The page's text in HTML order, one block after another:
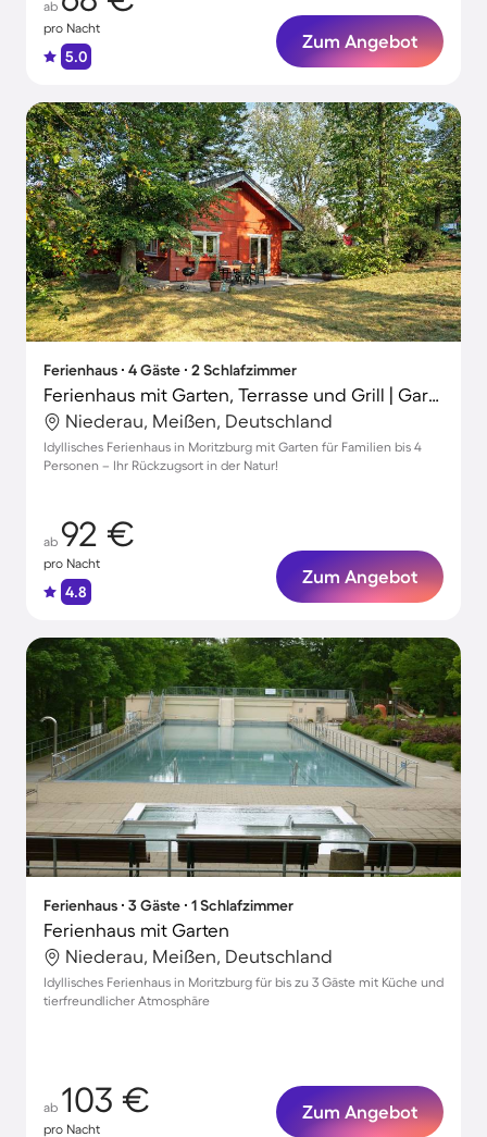
ab
pro Nacht
5.0
Zum Angebot
Ferienhaus ∙ 4 Gäste ∙ 2 Schlafzimmer
Ferienhaus mit Garten, Terrasse und Grill | Gartenblick
Niederau, Meißen, Deutschland
Idyllisches Ferienhaus in Moritzburg mit Garten für Familien bis 4
Personen – Ihr Rückzugsort in der Natur!
ab 92 €
pro Nacht
4.8
Zum Angebot
Ferienhaus ∙ 3 Gäste ∙ 1 Schlafzimmer
Ferienhaus mit Garten
Niederau, Meißen, Deutschland
Idyllisches Ferienhaus in Moritzburg für bis zu 3 Gäste mit Küche und
tierfreundlicher Atmosphäre
ab 103 €
pro Nacht
Zum Angebot